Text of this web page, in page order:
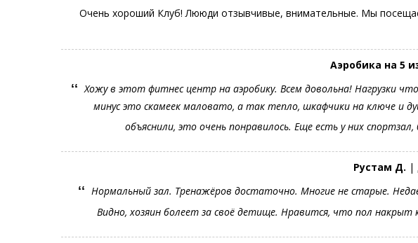
Очень хороший Клуб! Лююди отзывчивые, внимательные. Мы
Аэробика на 5
ʻʻ Хожу в этот фитнес центр на аэробику. Всем довольна! Нагрузки
минус это скамеек маловато, а так тепло, шкафчики на ключе и
объяснили, это очень понравилось. Еще есть у них
Рустам Д. |
ʻʻ Нормальный зал. Тренажёров достаточно. Многие не старые.
Видно, хозяин болеет за своё детище. Нравится, что пол